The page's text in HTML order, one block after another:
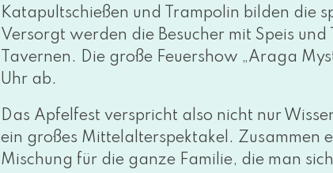
Katapultschießen und Trampolin bil­den die
Versorgt wer­den die Besucher mit Speis
Tavernen. Die gro­ße Feuershow „Araga
Uhr ab.
Das Apfelfest ver­spricht also nicht nur
ein gro­ßes Mittelalterspektakel. Zusammen
Mischung für die gan­ze Familie, die man